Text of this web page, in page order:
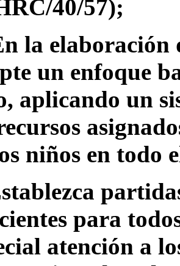
40/57);
la elaboración
un enfoque
aplicando un
niños en todo
para
atención a